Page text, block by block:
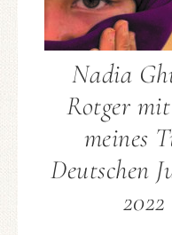
Nadia
Rotger
meines
Deutschen